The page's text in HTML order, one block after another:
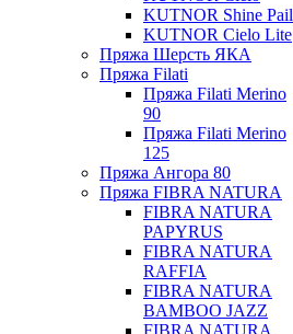
KUTNOR Shine Pail
KUTNOR Cielo Lite
Пряжа Шерсть ЯКА
Пряжа Filati
Пряжа Filati Merino
90
Пряжа Filati Merino
125
Пряжа Ангора 80
Пряжа FIBRA NATURA
FIBRA NATURA
PAPYRUS
FIBRA NATURA
RAFFIA
FIBRA NATURA
BAMBOO JAZZ
FIBRA NATURA